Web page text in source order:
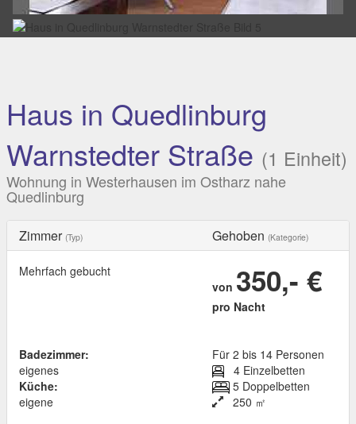
Haus in Quedlinburg
Warnstedter Straße (1 Einheit)
Wohnung in Westerhausen im Ostharz nahe
Quedlinburg
Zimmer (Typ) Gehoben (Kategorie)
Mehrfach gebucht
von 350,- €
pro Nacht
Badezimmer:
eigenes
Küche:
eigene
Für 2 bis 14 Personen
4 Einzelbetten
5 Doppelbetten
250 ㎡